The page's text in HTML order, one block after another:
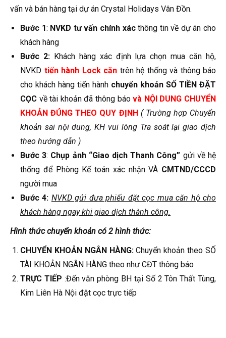
vấn và bán hàng tại dự án Crystal Holidays Vân Đồn.
Bước 1: NVKD tư vấn chính xácthông tin về dự án cho
khách hàng
Bước 2:Khách hàng xác định lựa chọn mua căn hộ,
NVKD tiến hành Lock căn trên hệ thống và thông báo
cho khách hàng tiến hành chuyển khoản SỐ TIỀN ĐẶT
CỌC về tài khoản đã thông báovà NỘI DUNG CHUYỂN
KHOẢN ĐÚNG THEO QUY ĐỊNH ( Trường hợp Chuyển
khoản sai nội dung, KH vui lòng Tra soát lại giao dịch
theo hướng dẫn )
Bước 3: Chụp ảnh “Giao dịch Thanh Công” gửi về hệ
thống để Phòng Kế toán xác nhận VÀ CMTND/CCCD
người mua
Bước 4: NVKD gửi đưa phiếu đặt cọc mua căn hộ cho
khách hàng ngay khi giao dịch thành công.
Hình thức chuyển khoản có 2 hình thức:
CHUYỂN KHOẢN NGÂN HÀNG:Chuyển khoản theo SỐ
TÀI KHOẢN NGÂN HÀNG theo như CĐT thông báo
TRỰC TIẾP :Đến văn phòng BH tại Số 2 Tôn Thất Tùng,
Kim Liên Hà Nội đặt cọc trực tiếp